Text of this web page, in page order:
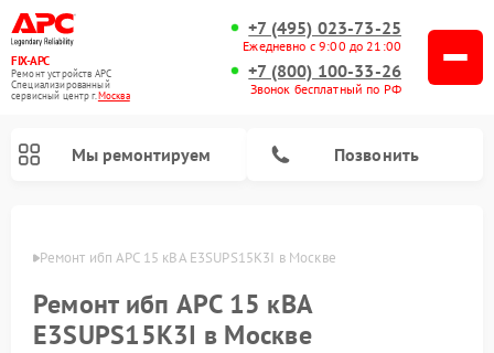
FIX-APC
Ремонт устройств APC
Специализированный
cервисный центр г.Москва
+7 (495) 023-73-25
Ежедневно с 9:00 до 21:00
+7 (800) 100-33-26
Звонок бесплатный по РФ
Мы ремонтируем Позвонить
Ремонт ибп APC 15 кВА E3SUPS15K3I в Москве
Ремонт ибп APC 15 кВА
E3SUPS15K3I в Москве